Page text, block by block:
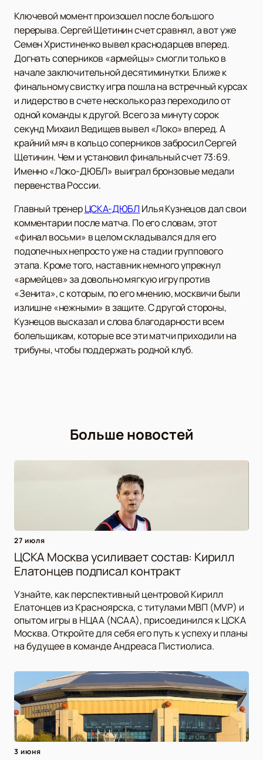
Ключевой момент произошел после большого
перерыва. Сергей Щетинин счет сравнял, а вот уже
Семен Христиненко вывел краснодарцев вперед.
Догнать соперников «армейцы» смогли только в
начале заключительной десятиминутки. Ближе к
финальному свистку игра пошла на встречный курсах
и лидерство в счете несколько раз переходило от
одной команды к другой. Всего за минуту сорок
секунд Михаил Ведищев вывел «Локо» вперед. А
крайний мяч в кольцо соперников забросил Сергей
Щетинин. Чем и установил финальный счет 73:69.
Именно «Локо-ДЮБЛ» выиграл бронзовые медали
первенства России.
Главный тренерЦСКА-ДЮБЛ Илья Кузнецов дал свои
комментарии после матча. По его словам, этот
«финал восьми» в целом складывался для его
подопечных непросто уже на стадии группового
этапа. Кроме того, наставник немного упрекнул
«армейцев» за довольно мягкую игру против
«Зенита», с которым, по его мнению, москвичи были
излишне «нежными» в защите. С другой стороны,
Кузнецов высказал и слова благодарности всем
болельщикам, которые все эти матчи приходили на
трибуны, чтобы поддержать родной клуб.
Больше новостей
27 июля
ЦСКА Москва усиливает состав: Кирилл
Елатонцев подписал контракт
Узнайте, как перспективный центровой Кирилл
Елатонцев из Красноярска, с титулами МВП (MVP) и
опытом игры в НЦАА (NCAA), присоединился к ЦСКА
Москва. Откройте для себя его путь к успеху и планы
на будущее в команде Андреаса Пистиолиса.
3 июня